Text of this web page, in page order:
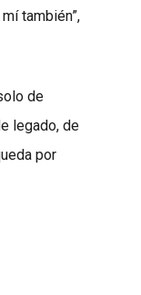
también”,
de
legado, de
por